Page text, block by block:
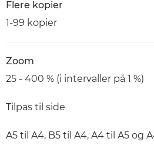
Flere kopier
1-99 kopier
Zoom
25 - 400 % (i intervaller på 1 %)
Tilpas til side
A5 til A4, B5 til A4, A4 til A5 og